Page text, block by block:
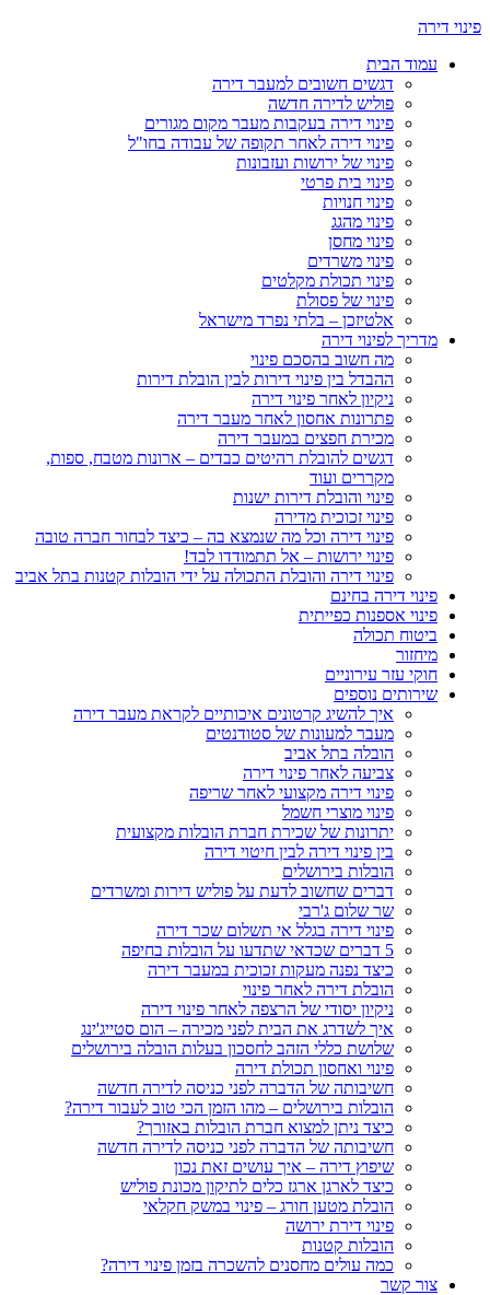
פינוי דירה
עמוד הבית
דגשים חשובים למעבר דירה
פוליש לדירה חדשה
פינוי דירה בעקבות מעבר מקום מגורים
פינוי דירה לאחר תקופה של עבודה בחו"ל
פינוי של ירושות ועזבונות
פינוי בית פרטי
פינוי חנויות
פינוי מהגג
פינוי מחסן
פינוי משרדים
פינוי תכולת מקלטים
פינוי של פסולת
אלטיזכן – בלתי נפרד מישראל
מדריך לפינוי דירה
מה חשוב בהסכם פינוי
ההבדל בין פינוי דירות לבין הובלת דירות
ניקיון לאחר פינוי דירה
פתרונות אחסון לאחר מעבר דירה
מכירת חפצים במעבר דירה
דגשים להובלת רהיטים כבדים – ארונות מטבח, ספות,
מקררים ועוד
פינוי והובלת דירות ישנות
פינוי זכוכית מדירה
פינוי דירה וכל מה שנמצא בה – כיצד לבחור חברה טובה
פינוי ירושות – אל תתמודדו לבד!
פינוי דירה והובלת התכולה על ידי הובלות קטנות בתל אביב
פינוי דירה בחינם
פינוי אספנות כפייתית
ביטוח תכולה
מיחזור
חוקי עזר עירוניים
שירותים נוספים
איך להשיג קרטונים איכותיים לקראת מעבר דירה
מעבר למעונות של סטודנטים
הובלה בתל אביב
צביעה לאחר פינוי דירה
פינוי דירה מקצועי לאחר שריפה
פינוי מוצרי חשמל
יתרונות של שכירת חברת הובלות מקצועית
בין פינוי דירה לבין חיטוי דירה
הובלות בירושלים
דברים שחשוב לדעת על פוליש דירות ומשרדים
שר שלום ג'רבי
פינוי דירה בגלל אי תשלום שכר דירה
5 דברים שכדאי שתדעו על הובלות בחיפה
כיצד נפנה מעקות זכוכית במעבר דירה
הובלת דירה לאחר פינוי
ניקיון יסודי של הרצפה לאחר פינוי דירה
איך לשדרג את הבית לפני מכירה – הום סטייג'ינג
שלושת כללי הזהב לחסכון בעלות הובלה בירושלים
פינוי ואחסון תכולת דירה
חשיבותה של הדברה לפני כניסה לדירה חדשה
הובלות בירושלים – מהו הזמן הכי טוב לעבור דירה?
כיצד ניתן למצוא חברת הובלות באזורך?
חשיבותה של הדברה לפני כניסה לדירה חדשה
שיפוץ דירה – איך עושים זאת נכון
כיצד לארגן ארגז כלים לתיקון מכונת פוליש
הובלת מטען חורג – פינוי במשק חקלאי
פינוי דירת ירושה
הובלות קטנות
כמה עולים מחסנים להשכרה בזמן פינוי דירה?
צור קשר